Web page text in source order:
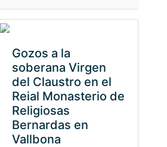
Gozos a la
soberana Virgen
del Claustro en el
Reial Monasterio de
Religiosas
Bernardas en
Vallbona